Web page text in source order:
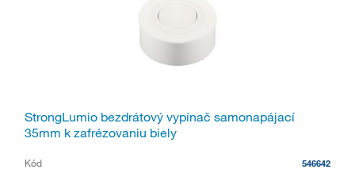
StrongLumio bezdrátový vypínač samonapájací
35mm k zafrézovaniu biely
Kód 546642